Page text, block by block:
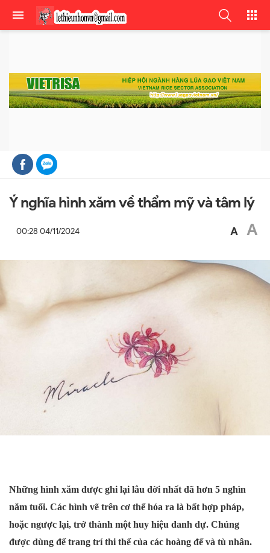
Ý nghĩa hình xăm về thẩm mỹ và tâm lý
00:28 04/11/2024 A A
Những hình xăm được ghi lại lâu đời nhất đã hơn 5 nghìn
năm tuổi. Các hình vẽ trên cơ thể hóa ra là bất hợp pháp,
hoặc ngược lại, trở thành một huy hiệu danh dự. Chúng
được dùng để trang trí thi thể của các hoàng đế và tù nhân.